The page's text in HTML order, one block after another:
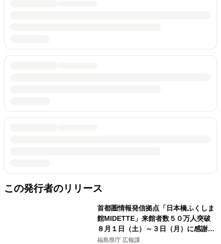
この発行者のリリース
首都圏情報発信拠点「日本橋ふくしま
館MIDETTE」来館者数５０万人突破
８月１日（土）～３日（月）に感謝フ
ェアを開催！
福島県庁 広報課